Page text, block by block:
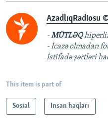
AzadlıqRadiosu
-MÜTLƏQ
- İcazə olmadan
İstifadə şərtləri
This item is part of
Sosial Insan haqları